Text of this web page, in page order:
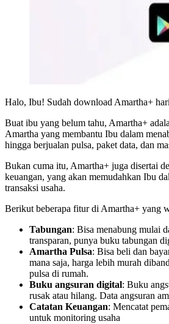
Halo, Ibu! Sudah download Amartha+
Buat ibu yang belum tahu, Amartha+
Amartha yang membantu Ibu dalam
hingga berjualan pulsa, paket data, dan
Bukan cuma itu, Amartha+ juga disertai
keuangan, yang akan memudahkan Ibu
transaksi usaha.
Berikut beberapa fitur di Amartha+ yang
Tabungan: Bisa menabung mulai
transparan, punya buku tabungan
Amartha Pulsa: Bisa beli dan
mana saja, harga lebih murah
pulsa di rumah.
Buku angsuran digital: Buku
rusak atau hilang. Data angsuran
Catatan Keuangan: Mencatat
untuk monitoring usaha